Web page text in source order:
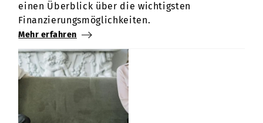
einen Überblick über die wichtigsten
Finanzierungsmöglichkeiten.
Mehr erfahren